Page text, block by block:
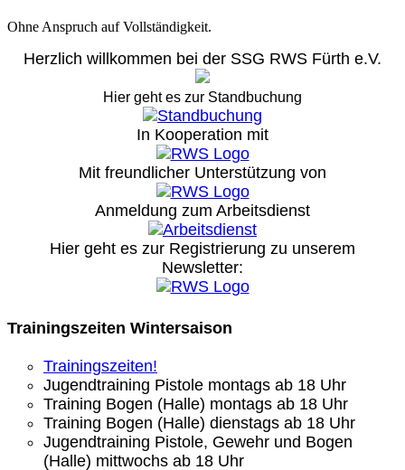
Ohne Anspruch auf Vollständigkeit.
Herzlich willkommen bei der SSG RWS Fürth e.V.
Hier geht es zur Standbuchung
In Kooperation mit
Mit freundlicher Unterstützung von
Anmeldung zum Arbeitsdienst
Hier geht es zur Registrierung zu unserem
Newsletter:
Trainingszeiten Wintersaison
Trainingszeiten!
Jugendtraining Pistole montags ab 18 Uhr
Training Bogen (Halle) montags ab 18 Uhr
Training Bogen (Halle) dienstags ab 18 Uhr
Jugendtraining Pistole, Gewehr und Bogen
(Halle) mittwochs ab 18 Uhr